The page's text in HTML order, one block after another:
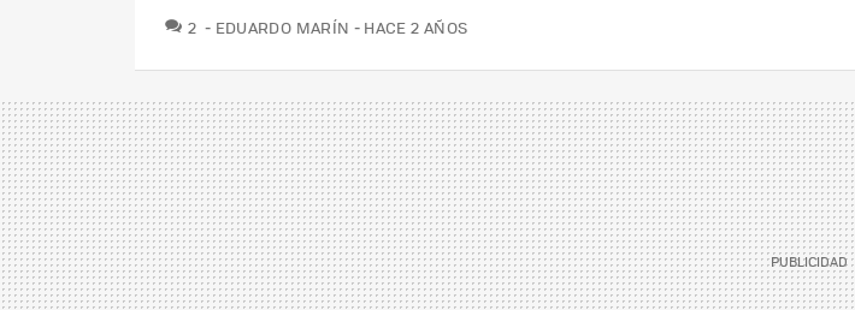
2 COMENTARIOS
EDUARDO MARÍN HACE 2 AÑOS